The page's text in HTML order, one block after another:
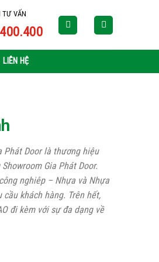
TƯ VẤN
LIÊN HỆ
Phát Door là thương hiệu
Gia Phát Door.
nghiêp – Nhựa và Nhựa
khách hàng. Trên hết,
đi kèm với sự đa dạng về